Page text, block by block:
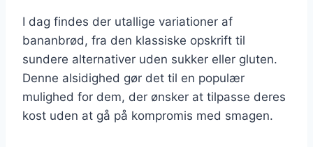
I dag findes der utallige variationer af
bananbrød, fra den klassiske opskrift til
sundere alternativer uden sukker eller gluten.
Denne alsidighed gør det til en populær
mulighed for dem, der ønsker at tilpasse deres
kost uden at gå på kompromis med smagen.